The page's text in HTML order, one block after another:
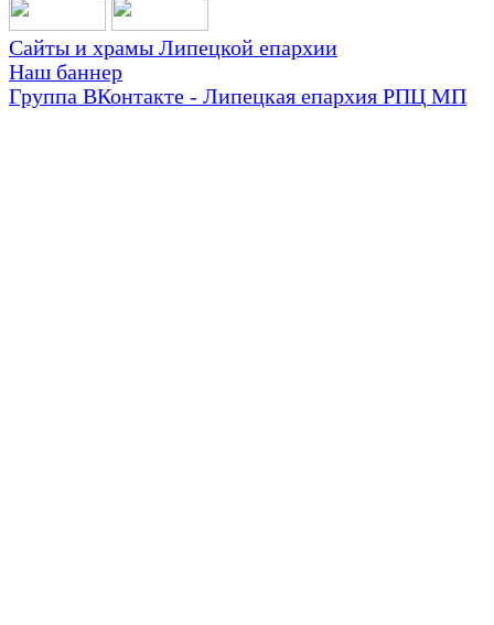
Сайты и храмы Липецкой епархии
Наш баннер
Группа ВКонтакте - Липецкая епархия РПЦ МП